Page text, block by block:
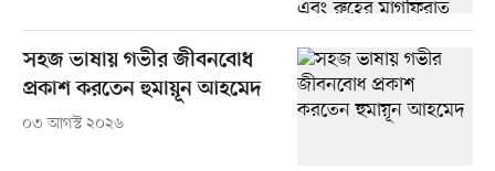
সহজ ভাষায় গভীর জীবনবোধ
প্রকাশ করতেন হুমায়ূন আহমেদ
০৩ আগস্ট ২০২৬